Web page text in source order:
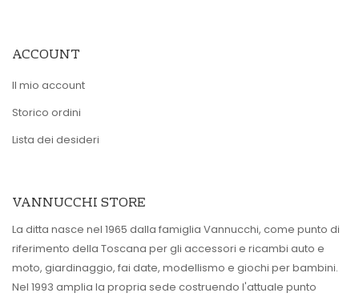
ACCOUNT
Il mio account
Storico ordini
Lista dei desideri
VANNUCCHI STORE
La ditta nasce nel 1965 dalla famiglia Vannucchi, come punto di
riferimento della Toscana per gli accessori e ricambi auto e
moto, giardinaggio, fai date, modellismo e giochi per bambini.
Nel 1993 amplia la propria sede costruendo l'attuale punto